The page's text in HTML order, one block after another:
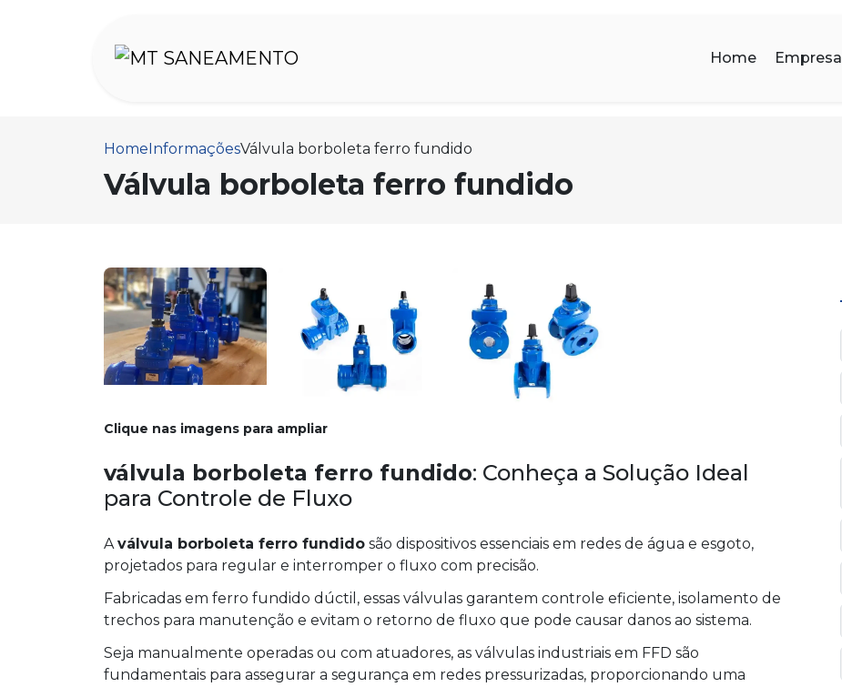
Home Empresa
HomeInformaçõesVálvula borboleta ferro fundido
Válvula borboleta ferro fundido
Clique nas imagens para ampliar
válvula borboleta ferro fundido: Conheça a Solução Ideal
para Controle de Fluxo
Aválvula borboleta ferro fundido são dispositivos essenciais em redes de água e esgoto,
projetados para regular e interromper o fluxo com precisão.
Fabricadas em ferro fundido dúctil, essas válvulas garantem controle eficiente, isolamento de
trechos para manutenção e evitam o retorno de fluxo que pode causar danos ao sistema.
Seja manualmente operadas ou com atuadores, as válvulas industriais em FFD são
fundamentais para assegurar a segurança em redes pressurizadas, proporcionando uma